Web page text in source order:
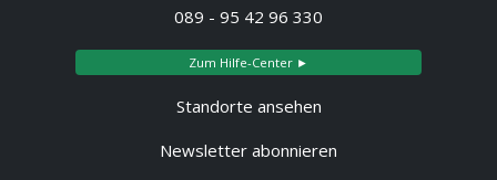
089 - 95 42 96 330
Zum Hilfe-Center ►
Standorte ansehen
Newsletter abonnieren